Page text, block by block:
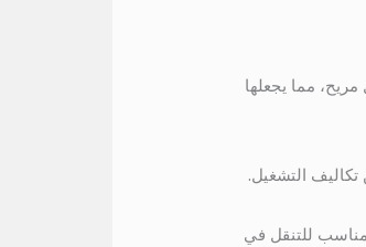
مما يجعلها
تكاليف التشغيل.
مناسب للتنقل في